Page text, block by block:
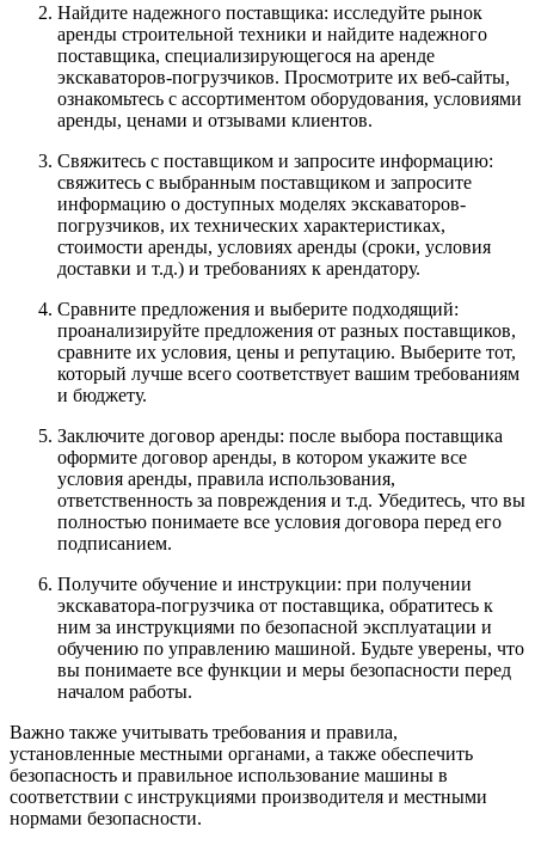
Найдите надежного поставщика: исследуйте рынок
аренды строительной техники и найдите надежного
поставщика, специализирующегося на аренде
экскаваторов-погрузчиков. Просмотрите их веб-сайты,
ознакомьтесь с ассортиментом оборудования, условиями
аренды, ценами и отзывами клиентов.
Свяжитесь с поставщиком и запросите информацию:
свяжитесь с выбранным поставщиком и запросите
информацию о доступных моделях экскаваторов-
погрузчиков, их технических характеристиках,
стоимости аренды, условиях аренды (сроки, условия
доставки и т.д.) и требованиях к арендатору.
Сравните предложения и выберите подходящий:
проанализируйте предложения от разных поставщиков,
сравните их условия, цены и репутацию. Выберите тот,
который лучше всего соответствует вашим требованиям
и бюджету.
Заключите договор аренды: после выбора поставщика
оформите договор аренды, в котором укажите все
условия аренды, правила использования,
ответственность за повреждения и т.д. Убедитесь, что вы
полностью понимаете все условия договора перед его
подписанием.
Получите обучение и инструкции: при получении
экскаватора-погрузчика от поставщика, обратитесь к
ним за инструкциями по безопасной эксплуатации и
обучению по управлению машиной. Будьте уверены, что
вы понимаете все функции и меры безопасности перед
началом работы.
Важно также учитывать требования и правила,
установленные местными органами, а также обеспечить
безопасность и правильное использование машины в
соответствии с инструкциями производителя и местными
нормами безопасности.